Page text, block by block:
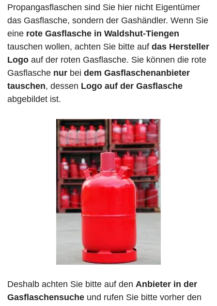
Propangasflaschen sind Sie hier nicht Eigentümer
das Gasflasche, sondern der Gashändler. Wenn Sie
eine rote Gasflasche in Waldshut-Tiengen
tauschen wollen, achten Sie bitte auf das Hersteller
Logo auf der roten Gasflasche. Sie können die rote
Gasflasche nur bei dem Gasflaschenanbieter
tauschen, dessen Logo auf der Gasflasche
abgebildet ist.
Deshalb achten Sie bitte auf den Anbieter in der
Gasflaschensuche und rufen Sie bitte vorher den